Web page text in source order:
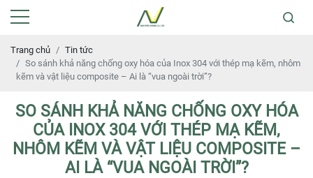
Trang chủ
Tin tức
So sánh khả năng chống oxy hóa của Inox 304 với thép mạ kẽm, nhôm
kẽm và vật liệu composite – Ai là “vua ngoài trời”?
SO SÁNH KHẢ NĂNG CHỐNG OXY HÓA
CỦA INOX 304 VỚI THÉP MẠ KẼM,
NHÔM KẼM VÀ VẬT LIỆU COMPOSITE –
AI LÀ “VUA NGOÀI TRỜI”?